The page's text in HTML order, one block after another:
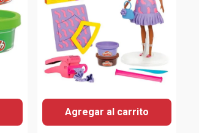
Agregar al carrito